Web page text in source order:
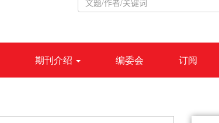
期刊介绍 编委会 订阅